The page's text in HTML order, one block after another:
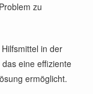
zu
in der
eine effiziente
ermöglicht.